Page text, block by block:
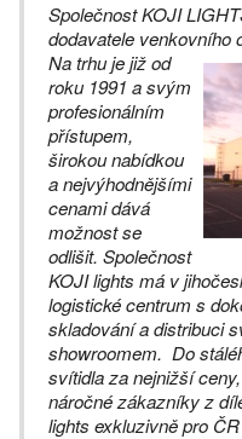
Společnost KOJI
dodavatele venkovního
Na trhu je již od
roku 1991 a svým
profesionálním
přístupem,
širokou nabídkou
a nejvýhodnějšími
cenami dává
možnost se
odlišit. Společnost
KOJI lights má v
logistické centrum s
skladování a distribuci
showroomem. Do
svítidla za nejnižší
náročné zákazníky z
lights exkluzivně pro